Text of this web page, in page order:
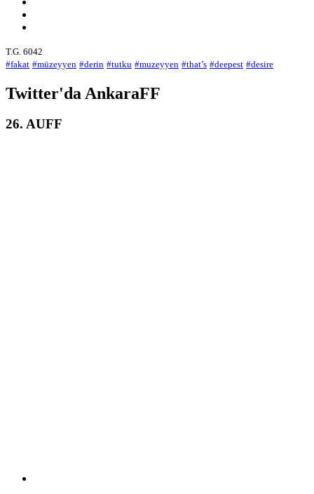
T.G. 6042
#fakat #müzeyyen #derin #tutku #muzeyyen #that’s #deepest #desire
Twitter'da AnkaraFF
26. AUFF